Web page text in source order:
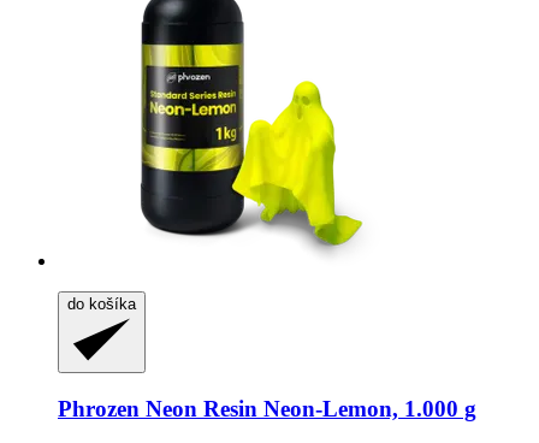
do košíka
Phrozen Neon Resin Neon-​Lemon, 1.000 g